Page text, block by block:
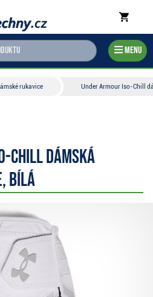
Menu
rukavice Under Armour Iso-Chill
Chill dámská
bílá